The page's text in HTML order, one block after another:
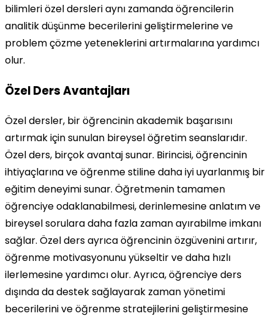
bilimleri özel dersleri aynı zamanda öğrencilerin
analitik düşünme becerilerini geliştirmelerine ve
problem çözme yeteneklerini artırmalarına yardımcı
olur.
Özel Ders Avantajları
Özel dersler, bir öğrencinin akademik başarısını
artırmak için sunulan bireysel öğretim seanslarıdır.
Özel ders, birçok avantaj sunar. Birincisi, öğrencinin
ihtiyaçlarına ve öğrenme stiline daha iyi uyarlanmış bir
eğitim deneyimi sunar. Öğretmenin tamamen
öğrenciye odaklanabilmesi, derinlemesine anlatım ve
bireysel sorulara daha fazla zaman ayırabilme imkanı
sağlar. Özel ders ayrıca öğrencinin özgüvenini artırır,
öğrenme motivasyonunu yükseltir ve daha hızlı
ilerlemesine yardımcı olur. Ayrıca, öğrenciye ders
dışında da destek sağlayarak zaman yönetimi
becerilerini ve öğrenme stratejilerini geliştirmesine